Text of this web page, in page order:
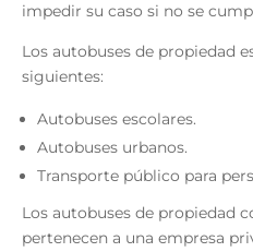
impedir su caso si no se
Los autobuses de propiedad
siguientes:
Autobuses escolares.
Autobuses urbanos.
Transporte público para
Los autobuses de propiedad
pertenecen a una empresa